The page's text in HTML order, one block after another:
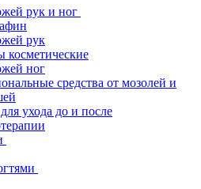
рук и ног
рук
косметические
ног
средства от мозолей и
ухода до и после